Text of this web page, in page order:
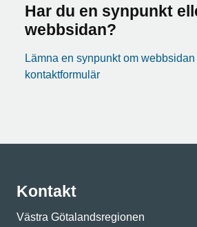
Har du en synpunkt
webbsidan?
Lämna en synpunkt om
kontaktformulär
Kontakt
Västra Götalandsregionen